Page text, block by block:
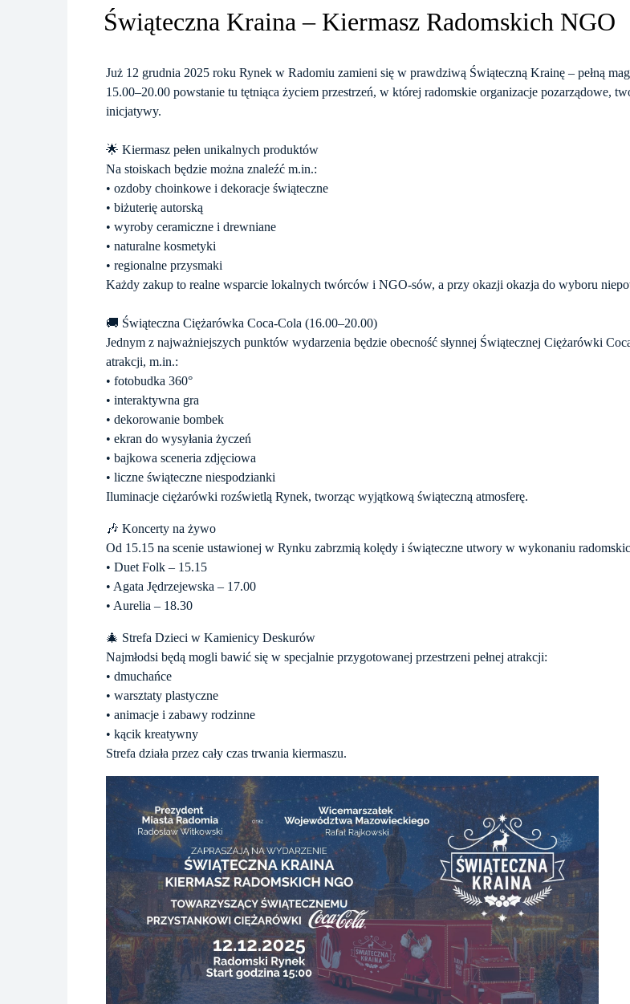
Świąteczna Kraina – Kiermasz Radomskich NGO
Już 12 grudnia 2025 roku Rynek w Radomiu zamieni się w prawdziwą Świąteczną Krainę – pełną
15.00–20.00 powstanie tu tętniąca życiem przestrzeń, w której radomskie organizacje pozarządowe,
inicjatywy.
🌟 Kiermasz pełen unikalnych produktów
Na stoiskach będzie można znaleźć m.in.:
• ozdoby choinkowe i dekoracje świąteczne
• biżuterię autorską
• wyroby ceramiczne i drewniane
• naturalne kosmetyki
• regionalne przysmaki
Każdy zakup to realne wsparcie lokalnych twórców i NGO-sów, a przy okazji okazja do wyboru
🚚 Świąteczna Ciężarówka Coca-Cola (16.00–20.00)
Jednym z najważniejszych punktów wydarzenia będzie obecność słynnej Świątecznej Ciężarówki
atrakcji, m.in.:
• fotobudka 360°
• interaktywna gra
• dekorowanie bombek
• ekran do wysyłania życzeń
• bajkowa sceneria zdjęciowa
• liczne świąteczne niespodzianki
Iluminacje ciężarówki rozświetlą Rynek, tworząc wyjątkową świąteczną atmosferę.
🎶 Koncerty na żywo
Od 15.15 na scenie ustawionej w Rynku zabrzmią kolędy i świąteczne utwory w wykonaniu
• Duet Folk – 15.15
• Agata Jędrzejewska – 17.00
• Aurelia – 18.30
🎄 Strefa Dzieci w Kamienicy Deskurów
Najmłodsi będą mogli bawić się w specjalnie przygotowanej przestrzeni pełnej atrakcji:
• dmuchańce
• warsztaty plastyczne
• animacje i zabawy rodzinne
• kącik kreatywny
Strefa działa przez cały czas trwania kiermaszu.